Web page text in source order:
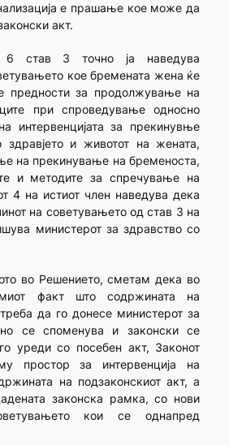
е прашање кое може да
акт.
6 став 3 точно ја наведува
кое бремената жена ќе
предности за продолжување на
при спроведување односно
интервенцијата за прекинувње
здравјето и животот на жената,
на прекинување на бременоста,
и методите за спречување на
4 на истиот член наведува дека
на советувањето од став 3 на
министерот за здравство со
во Решението, сметам дека во
факт што содржината на
да го донесе министерот за
се споменува и законски се
уреди со посебен акт, Законот
простор за интервенција на
на подзаконскиот акт, а
законска рамка, со нови
кои се однапред